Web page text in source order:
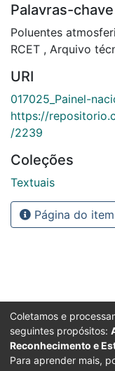
Palavras-chave
Poluentes
RCET , Arquivo
URI
017025_Painel-
https://
/2239
Coleções
Textuais
Página do
Coletamos e
seguintes propósitos:
Reconhecimento e
Para aprender mais,